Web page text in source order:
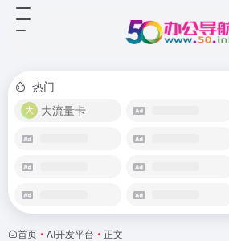
热门
大流量卡
首页 • AI开发平台 • 正文